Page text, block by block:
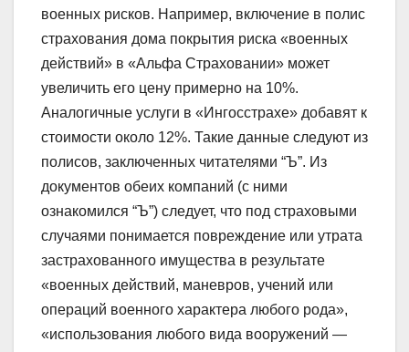
военных рисков. Например, включение в полис
страхования дома покрытия риска «военных
действий» в «Альфа Страховании» может
увеличить его цену примерно на 10%.
Аналогичные услуги в «Ингосстрахе» добавят к
стоимости около 12%. Такие данные следуют из
полисов, заключенных читателями “Ъ”. Из
документов обеих компаний (с ними
ознакомился “Ъ”) следует, что под страховыми
случаями понимается повреждение или утрата
застрахованного имущества в результате
«военных действий, маневров, учений или
операций военного характера любого рода»,
«использования любого вида вооружений —